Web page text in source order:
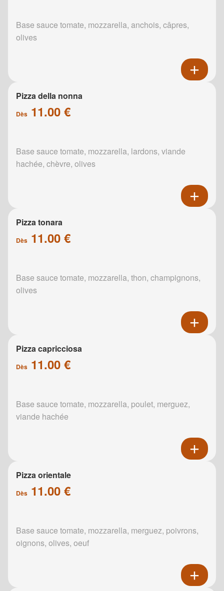
Base sauce tomate, mozzarella, anchois, câpres,
olives
Pizza della nonna
Dès 11.00 €
Base sauce tomate, mozzarella, lardons, viande
hachée, chèvre, olives
Pizza tonara
Dès 11.00 €
Base sauce tomate, mozzarella, thon, champignons,
olives
Pizza capricciosa
Dès 11.00 €
Base sauce tomate, mozzarella, poulet, merguez,
viande hachée
Pizza orientale
Dès 11.00 €
Base sauce tomate, mozzarella, merguez, poivrons,
oignons, olives, oeuf